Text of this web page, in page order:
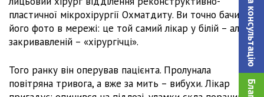
пластичної мікрохірургії Охматдиту. Ви точно бачили
його фото в мережі: це той самий лікар у білій – але
закривавленій – «хірургічці».
Того ранку він оперував пацієнта. Пролунала
повітряна тривога, а вже за мить – вибухи. Лікар